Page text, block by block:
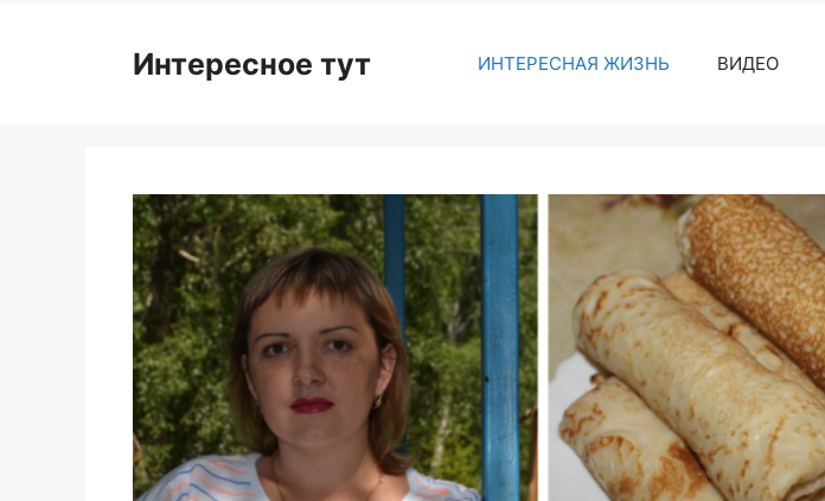
Интересное тут ИНТЕРЕСНАЯ ЖИЗНЬ ВИДЕО